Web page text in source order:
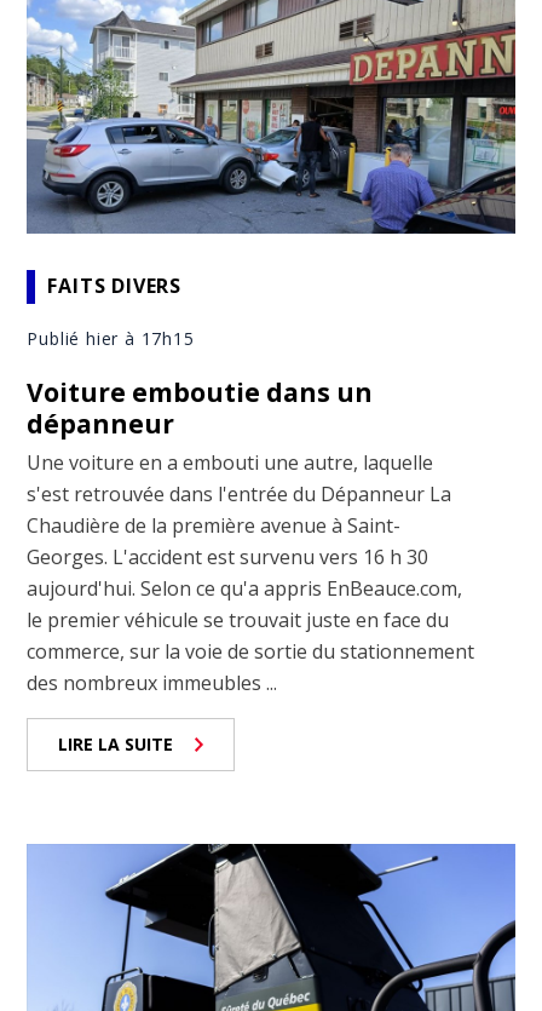
FAITS DIVERS
Publié hier à 17h15
Voiture emboutie dans un
dépanneur
Une voiture en a embouti une autre, laquelle
s'est retrouvée dans l'entrée du Dépanneur La
Chaudière de la première avenue à Saint-
Georges. L'accident est survenu vers 16 h 30
aujourd'hui. Selon ce qu'a appris EnBeauce.com,
le premier véhicule se trouvait juste en face du
commerce, sur la voie de sortie du stationnement
des nombreux immeubles ...
LIRE LA SUITE